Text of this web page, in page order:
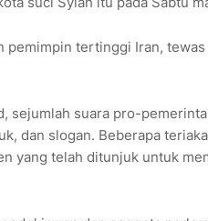
pemimpin tertinggi Iran,
sejumlah suara pro-
dan slogan. Beberapa
yang telah ditunjuk untuk